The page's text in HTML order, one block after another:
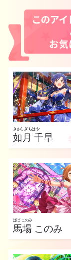
きさらぎ ちはや
如月 千早
ばば このみ
馬場 このみ